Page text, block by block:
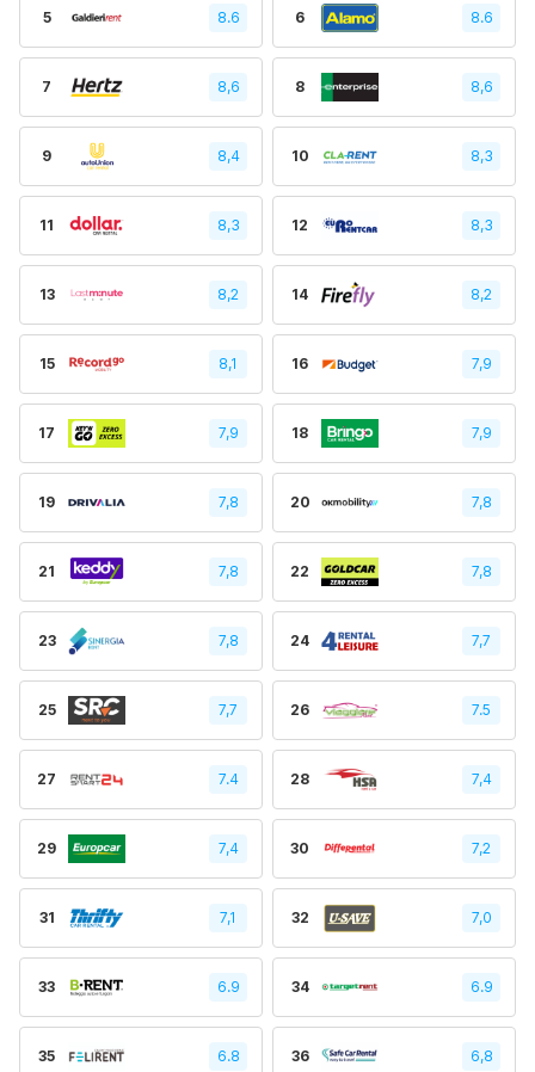
5 8.6 6 8.6
7 8,6 8 8,6
9 8,4 10 8,3
11 8,3 12 8,3
13 8,2 14 8,2
15 8,1 16 7,9
17 7,9 18 7,9
19 7,8 20 7,8
21 7,8 22 7,8
23 7,8 24 7,7
25 7,7 26 7.5
27 7.4 28 7,4
29 7,4 30 7,2
31 7,1 32 7,0
33 6.9 34 6.9
35 6.8 36 6,8